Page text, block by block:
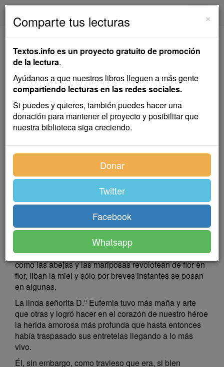
De los Escarmentados
Nacen los Avisados
Juan Valera
Cuento
Era D. Calixto un caballerete cordobés, gracioso, bien
plantado y con algunos bienes de fortuna.
Muchas mocitas solteras de Sevilla, donde él estaba
estudiando, se afanaban por ganar su voluntad y
conquistarle para marido; pero la empresa era harto
Don Calixto, y no sin fundamento, pasaba por un
desaforado mariposón, seductor y picaruelo. Iba
revoloteando siempre de muchacha en muchacha,
como las abejas y las mariposas revolotean de flor en
flor, liban la miel y sólo por breves instantes se posan
en algunas.
La linda señorita D.ª Eufemia tuvo más maña y arte
que otras y logró hacer en el corazón de nuestro héroe
la herida amorosa más profunda que hasta entonces
había traspasado sus entretelas llegando a lo más
vivo.
Él, sin embargo, como travieso que era, si bien
×
Comparte tus lecturas
Textos.info es un proyecto gratuito de promoción
de la lectura.
Ayúdanos a que nuestros libros lleguen a más gente
compartiendo lecturas en las redes sociales.
Si puedes y quieres, también puedes hacer una
donación para mantener el proyecto y posibilitar que
nuestra biblioteca siga creciendo.
Donar
Twitter
Facebook
Whatsapp